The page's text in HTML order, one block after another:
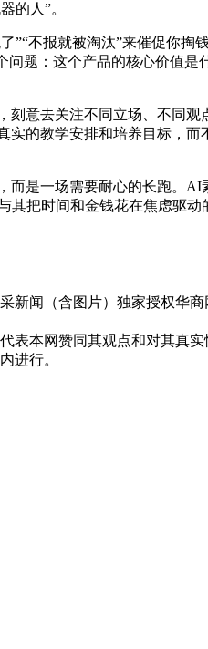
的人”。
”“不报就被淘汰”来催促你
题：这个产品的核心价值
意去关注不同立场、不同
的教学安排和培养目标，
是一场需要耐心的长跑。
把时间和金钱花在焦虑驱动
闻（含图片）独家授权华
本网赞同其观点和对其真实
进行。